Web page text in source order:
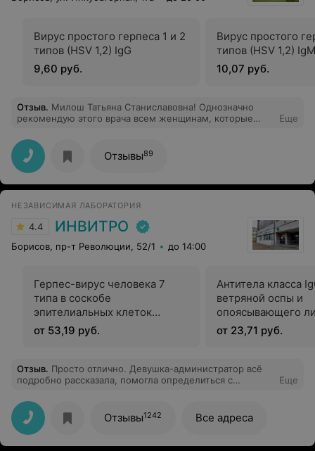
Вирус простого герпеса 1 и 2
типов (HSV 1,2) IgG
9,60 руб.
Вирус простого
типов (HSV 1,2) IgМ
10,07 руб.
Отзыв. Милош Татьяна Станиславовна! Однозначно
рекомендую этого врача всем женщинам, которые
отношение и бережное ведение. Спасибо Вам
огромное за вашу работу!
Еще
Отзывы89
НЕЗАВИСИМАЯ ЛАБОРАТОРИЯ
4.4 ИНВИТРО
Борисов, пр-т Революции, 52/1 до 14:00
Герпес-вирус человека 7
типа в соскобе
эпителиальных клеток
ротоглотки, ДНК
от 53,19 руб.
Антитела класса
ветряной оспы и
опоясывающего
от 23,71 руб.
Отзыв. Просто отлично. Девушка-администратор всё
подробно рассказала, помогла определиться с
Еще
Отзывы1242 Все адреса